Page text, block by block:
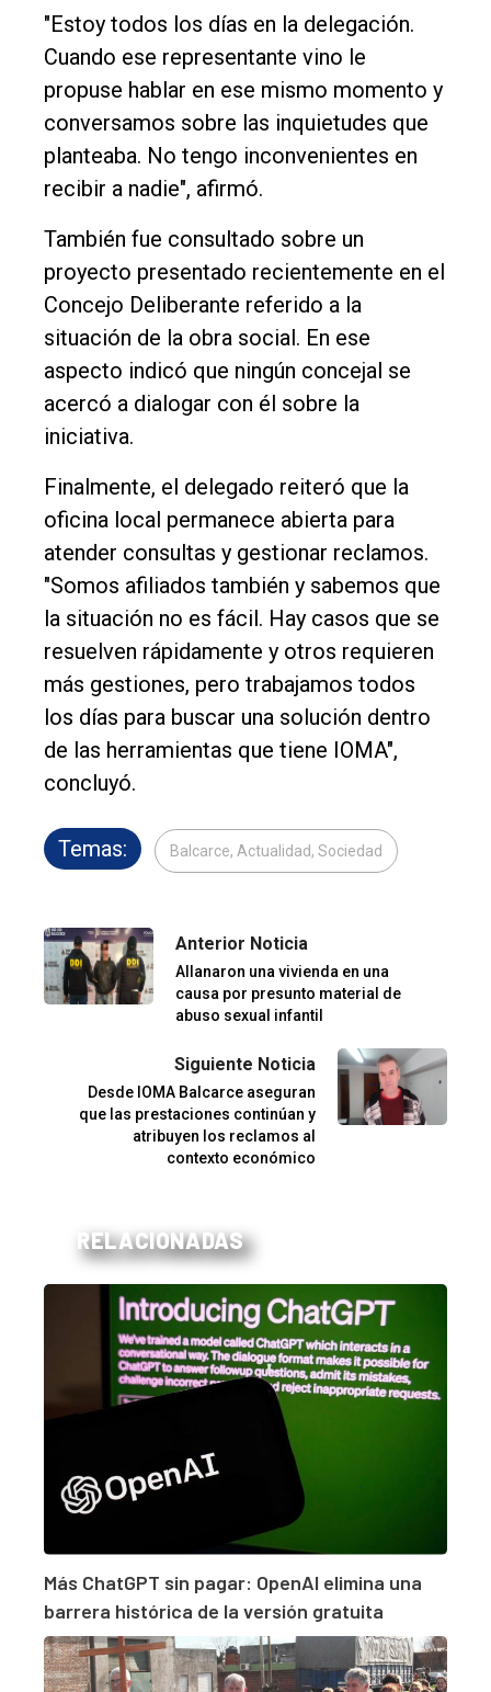
"Estoy todos los días en la delegación.
Cuando ese representante vino le
propuse hablar en ese mismo momento y
conversamos sobre las inquietudes que
planteaba. No tengo inconvenientes en
recibir a nadie", afirmó.
También fue consultado sobre un
proyecto presentado recientemente en el
Concejo Deliberante referido a la
situación de la obra social. En ese
aspecto indicó que ningún concejal se
acercó a dialogar con él sobre la
iniciativa.
Finalmente, el delegado reiteró que la
oficina local permanece abierta para
atender consultas y gestionar reclamos.
"Somos afiliados también y sabemos que
la situación no es fácil. Hay casos que se
resuelven rápidamente y otros requieren
más gestiones, pero trabajamos todos
los días para buscar una solución dentro
de las herramientas que tiene IOMA",
concluyó.
Temas: Balcarce, Actualidad, Sociedad
Anterior Noticia
Allanaron una vivienda en una
causa por presunto material de
abuso sexual infantil
Siguiente Noticia
Desde IOMA Balcarce aseguran
que las prestaciones continúan y
atribuyen los reclamos al
contexto económico
RELACIONADAS
Más ChatGPT sin pagar: OpenAI elimina una
barrera histórica de la versión gratuita